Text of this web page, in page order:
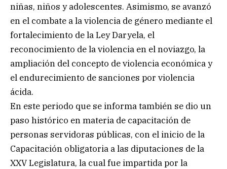
niñas, niños y adolescentes. Asimismo, se avanzó
en el combate a la violencia de género mediante el
fortalecimiento de la Ley Daryela, el
reconocimiento de la violencia en el noviazgo, la
ampliación del concepto de violencia económica y
el endurecimiento de sanciones por violencia
ácida.
En este periodo que se informa también se dio un
paso histórico en materia de capacitación de
personas servidoras públicas, con el inicio de la
Capacitación obligatoria a las diputaciones de la
XXV Legislatura, la cual fue impartida por la